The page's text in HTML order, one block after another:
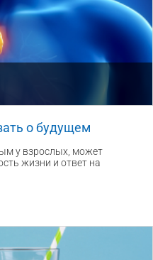
о будущем
у взрослых, может
жизни и ответ на